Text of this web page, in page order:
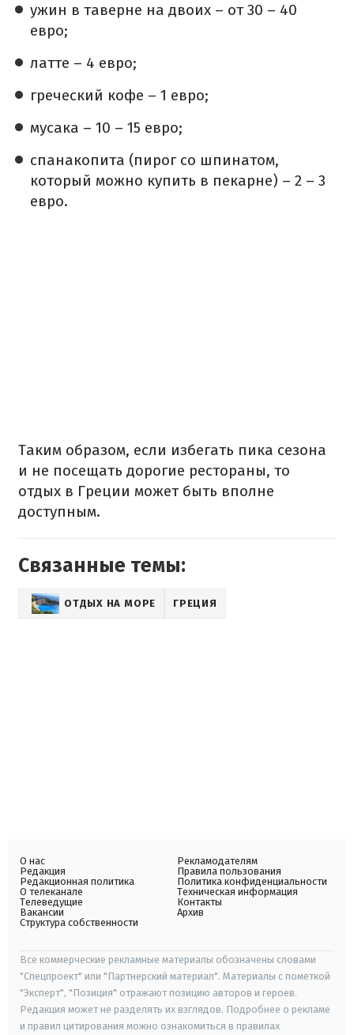
ужин в таверне на двоих – от 30 – 40
евро;
латте – 4 евро;
греческий кофе – 1 евро;
мусака – 10 – 15 евро;
спанакопита (пирог со шпинатом,
который можно купить в пекарне) – 2 – 3
евро.
Таким образом, если избегать пика сезона
и не посещать дорогие рестораны, то
отдых в Греции может быть вполне
доступным.
Связанные темы:
ОТДЫХ НА МОРЕ ГРЕЦИЯ
О нас
Редакция
Редакционная политика
О телеканале
Телеведущие
Вакансии
Структура собственности
Рекламодателям
Правила пользования
Политика конфиденциальности
Техническая информация
Контакты
Архив
Все коммерческие рекламные материалы обозначены словами
"Спецпроект" или "Партнерский материал". Материалы с пометкой
"Эксперт", "Позиция" отражают позицию авторов и героев.
Редакция может не разделять их взглядов. Подробнее о рекламе
и правил цитирования можно ознакомиться в правилах